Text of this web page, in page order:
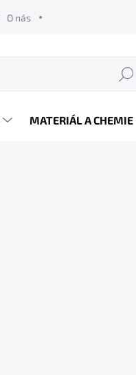
O nás
Hľadať
MATERIÁL A CHEMIE